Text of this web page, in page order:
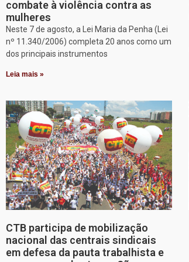
combate à violência contra as
mulheres
Neste 7 de agosto, a Lei Maria da Penha (Lei
nº 11.340/2006) completa 20 anos como um
dos principais instrumentos
Leia mais »
CTB participa de mobilização
nacional das centrais sindicais
em defesa da pauta trabalhista e